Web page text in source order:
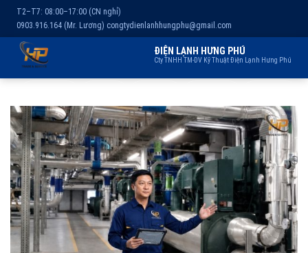
T2–T7: 08:00–17:00 (CN nghỉ)
0903.916.164 (Mr. Lương) congtydienlanhhungphu@gmail.com
ĐIỆN LẠNH HƯNG PHÚ
Cty TNHH TM-DV Kỹ Thuật Điện Lạnh Hưng Phú
đến
nội
dung